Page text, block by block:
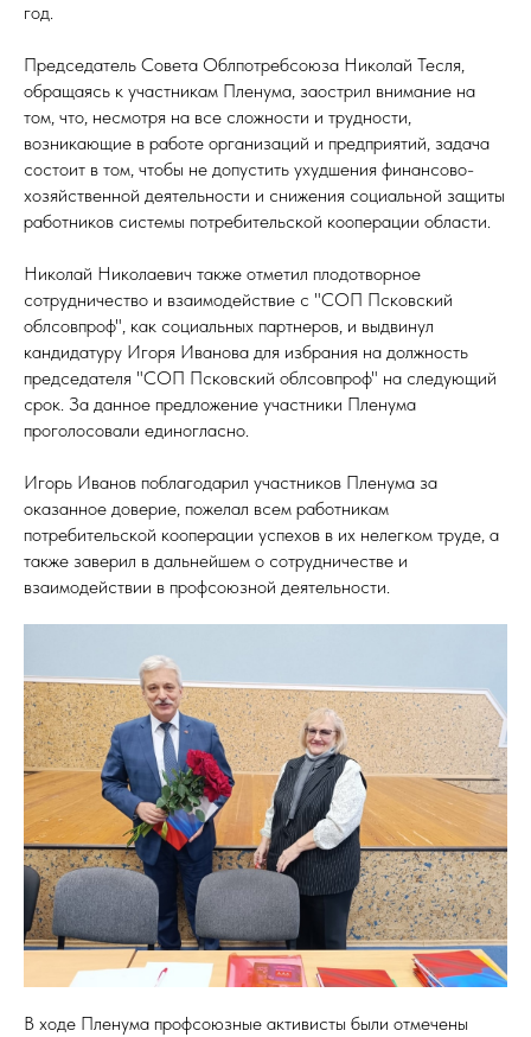
год.
Председатель Совета Облпотребсоюза Николай Тесля,
обращаясь к участникам Пленума, заострил внимание на
том, что, несмотря на все сложности и трудности,
возникающие в работе организаций и предприятий, задача
состоит в том, чтобы не допустить ухудшения финансово-
хозяйственной деятельности и снижения социальной защиты
работников системы потребительской кооперации области.
Николай Николаевич также отметил плодотворное
сотрудничество и взаимодействие с "СОП Псковский
облсовпроф", как социальных партнеров, и выдвинул
кандидатуру Игоря Иванова для избрания на должность
председателя "СОП Псковский облсовпроф" на следующий
срок. За данное предложение участники Пленума
проголосовали единогласно.
Игорь Иванов поблагодарил участников Пленума за
оказанное доверие, пожелал всем работникам
потребительской кооперации успехов в их нелегком труде, а
также заверил в дальнейшем о сотрудничестве и
взаимодействии в профсоюзной деятельности.
В ходе Пленума профсоюзные активисты были отмечены